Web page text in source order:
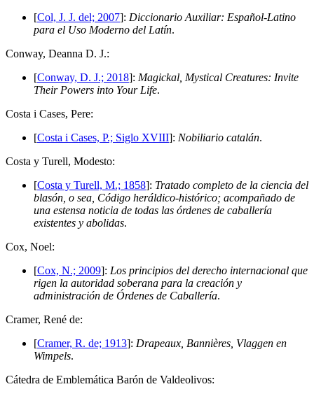
[Col, J. J. del; 2007]: Diccionario Auxiliar: Español-Latino
para el Uso Moderno del Latín.
Conway, Deanna D. J.:
[Conway, D. J.; 2018]: Magickal, Mystical Creatures: Invite
Their Powers into Your Life.
Costa i Cases, Pere:
[Costa i Cases, P.; Siglo XVIII]: Nobiliario catalán.
Costa y Turell, Modesto:
[Costa y Turell, M.; 1858]: Tratado completo de la ciencia del
blasón, o sea, Código heráldico-histórico; acompañado de
una estensa noticia de todas las órdenes de caballería
existentes y abolidas.
Cox, Noel:
[Cox, N.; 2009]: Los principios del derecho internacional que
rigen la autoridad soberana para la creación y
administración de Órdenes de Caballería.
Cramer, René de:
[Cramer, R. de; 1913]: Drapeaux, Bannières, Vlaggen en
Wimpels.
Cátedra de Emblemática Barón de Valdeolivos: